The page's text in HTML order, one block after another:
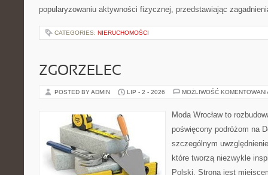
popularyzowaniu aktywności fizycznej, przedstawiając
CATEGORIES: NIERUCHOMOŚCI
ZGORZELEC
POSTED BY ADMIN LIP - 2 - 2026 MOŻLIWOŚĆ
Moda Wrocław to
poświęcony podróżom na
szczególnym
które tworzą niezwykle
Polski. Strona jest